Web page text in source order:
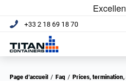
+33 2 18 69 18 70
Page d’accueil / Faq / Prices,